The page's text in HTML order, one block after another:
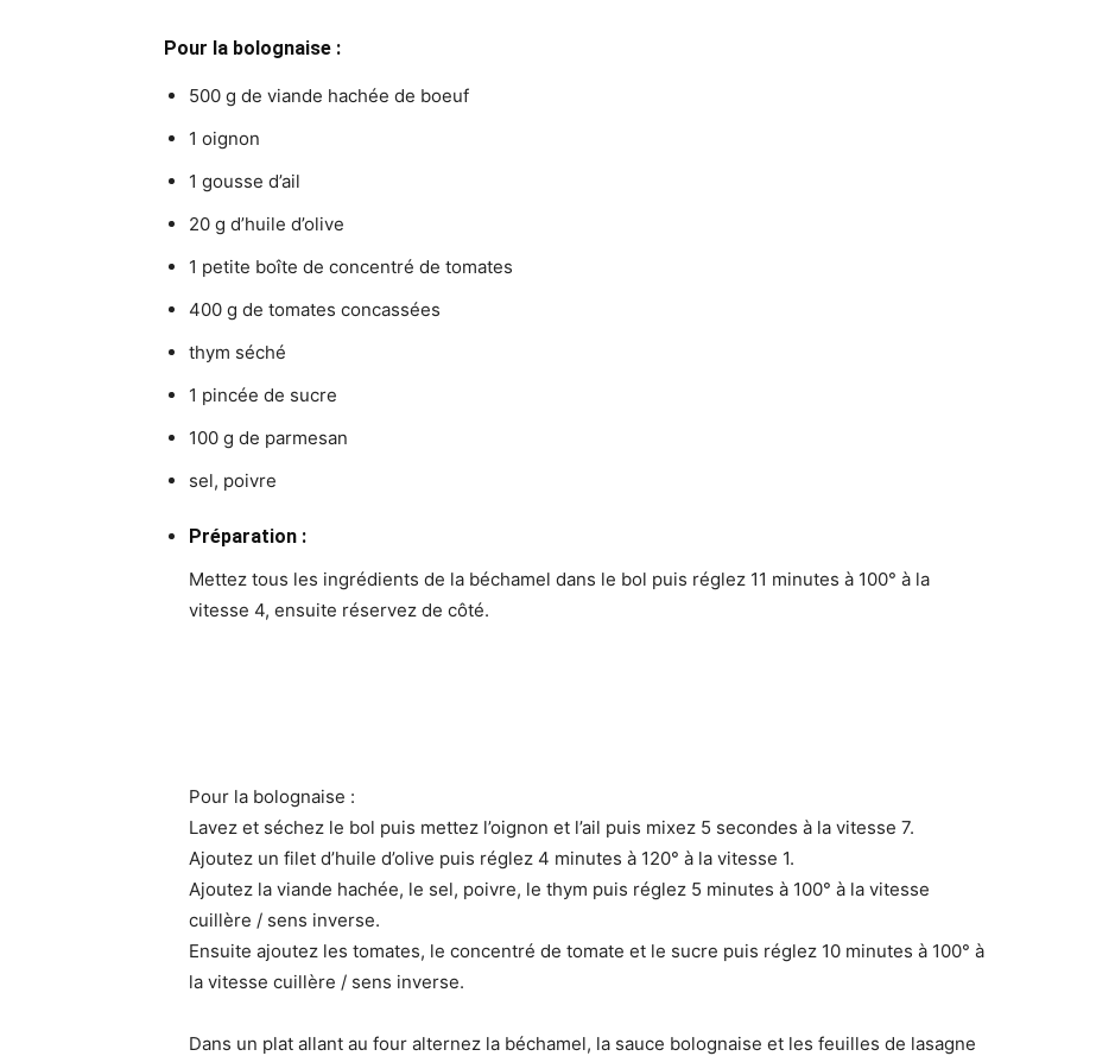
Pour la bolognaise :
500 g de viande hachée de boeuf
1 oignon
1 gousse d’ail
20 g d’huile d’olive
1 petite boîte de concentré de tomates
400 g de tomates concassées
thym séché
1 pincée de sucre
100 g de parmesan
sel, poivre
Préparation :
Mettez tous les ingrédients de la béchamel dans le bol puis réglez 11 minutes à 100° à la
vitesse 4, ensuite réservez de côté.
Pour la bolognaise :
Lavez et séchez le bol puis mettez l’oignon et l’ail puis mixez 5 secondes à la vitesse 7.
Ajoutez un filet d’huile d’olive puis réglez 4 minutes à 120° à la vitesse 1.
Ajoutez la viande hachée, le sel, poivre, le thym puis réglez 5 minutes à 100° à la vitesse
cuillère / sens inverse.
Ensuite ajoutez les tomates, le concentré de tomate et le sucre puis réglez 10 minutes à 100° à
la vitesse cuillère / sens inverse.
Dans un plat allant au four alternez la béchamel, la sauce bolognaise et les feuilles de lasagne